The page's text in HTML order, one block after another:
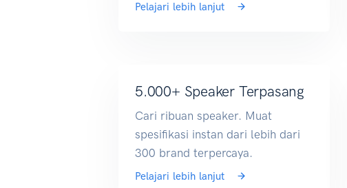
Pelajari lebih lanjut
5.000+ Speaker Terpasang
Cari ribuan speaker. Muat
spesifikasi instan dari lebih dari
300 brand terpercaya.
Pelajari lebih lanjut